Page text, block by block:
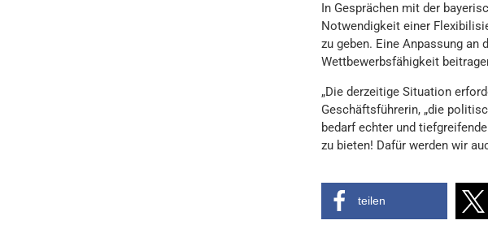
In Gesprächen mit der
Notwendigkeit einer
zu geben. Eine Anpassung
Wettbewerbsfähigkeit
„Die derzeitige Situation
Geschäftsführerin, „die
bedarf echter und
zu bieten! Dafür werden wir
teilen